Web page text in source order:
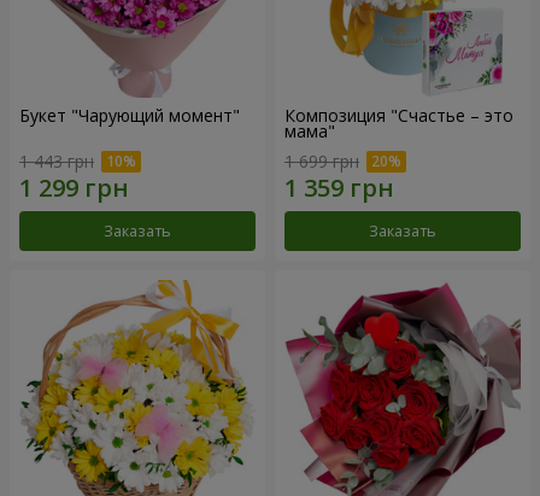
Букет "Чарующий момент"
1 443 грн
Заказать
Композиция "Счастье – это
мама"
1 699 грн
Заказать